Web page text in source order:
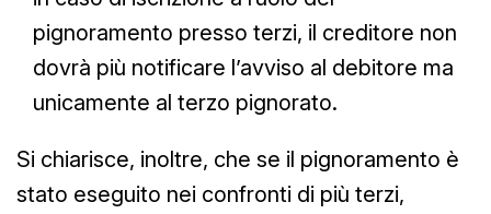
pignoramento presso terzi, il creditore non
dovrà più notificare l’avviso al debitore ma
unicamente al terzo pignorato.
Si chiarisce, inoltre, che se il pignoramento è
stato eseguito nei confronti di più terzi,